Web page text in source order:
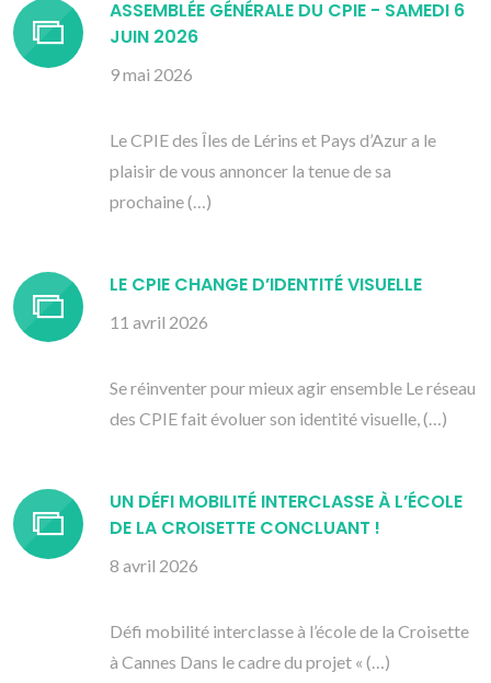
ASSEMBLÉE GÉNÉRALE DU CPIE - SAMEDI 6
JUIN 2026
9 mai 2026
Le CPIE des Îles de Lérins et Pays d’Azur a le
plaisir de vous annoncer la tenue de sa
prochaine (…)
LE CPIE CHANGE D’IDENTITÉ VISUELLE
11 avril 2026
Se réinventer pour mieux agir ensemble Le réseau
des CPIE fait évoluer son identité visuelle, (…)
UN DÉFI MOBILITÉ INTERCLASSE À L’ÉCOLE
DE LA CROISETTE CONCLUANT !
8 avril 2026
Défi mobilité interclasse à l’école de la Croisette
à Cannes Dans le cadre du projet « (…)